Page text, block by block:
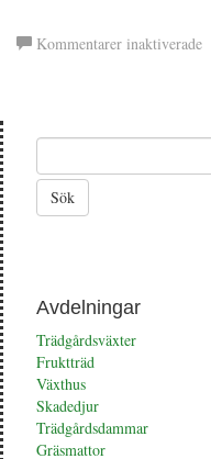
Kommentarer inaktiveradeför
Avdelningar
Trädgårdsväxter
Fruktträd
Växthus
Skadedjur
Trädgårdsdammar
Gräsmattor